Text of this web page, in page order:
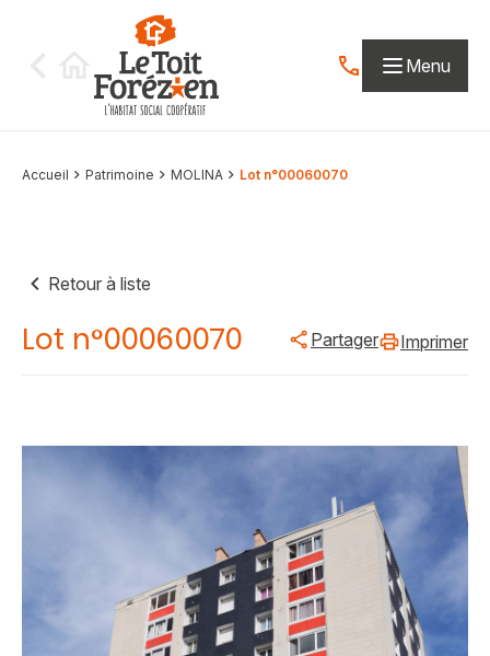
Contactez-nous
Menu
Accueil Patrimoine MOLINA Lot n°00060070
Retour à liste
Lot n°00060070 Partager Imprimer